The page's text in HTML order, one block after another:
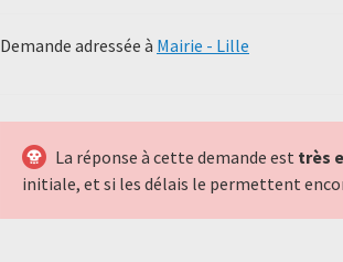
Demande adressée à Mairie - Lille
La réponse à cette demande est très
initiale, et si les délais le permettent